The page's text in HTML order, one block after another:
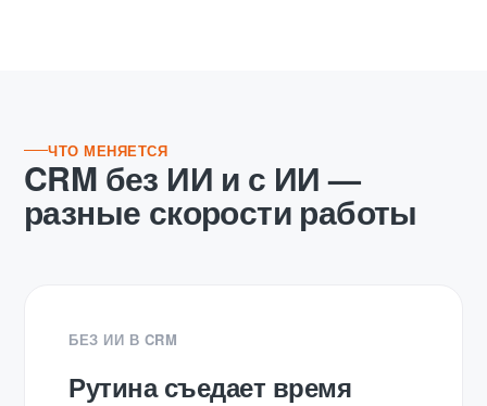
ЧТО МЕНЯЕТСЯ
CRM без ИИ и с ИИ —
разные скорости работы
БЕЗ ИИ В CRM
Рутина съедает время